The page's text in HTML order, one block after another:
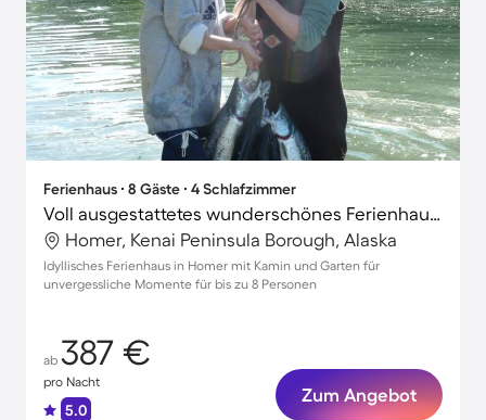
Ferienhaus ∙ 8 Gäste ∙ 4 Schlafzimmer
Voll ausgestattetes wunderschönes Ferienhaus mit Terrasse, Grill und Garten | Stadtblick
Homer, Kenai Peninsula Borough, Alaska
Idyllisches Ferienhaus in Homer mit Kamin und Garten für
unvergessliche Momente für bis zu 8 Personen
ab 387 €
pro Nacht
5.0
Zum Angebot